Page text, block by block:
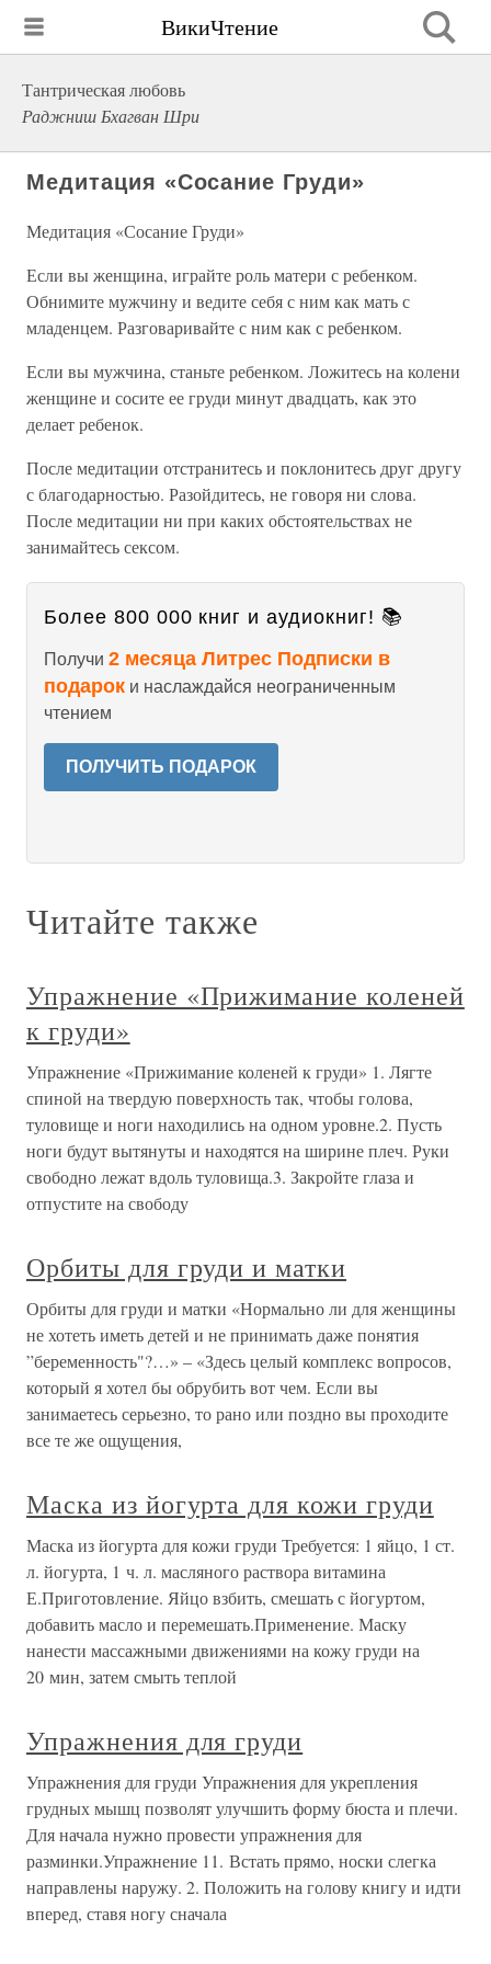
ВикиЧтение
Тантрическая любовь
Раджниш Бхагван Шри
Медитация «Сосание Груди»
Медитация «Сосание Груди»
Если вы женщина, играйте роль матери с ребенком.
Обнимите мужчину и ведите себя с ним как мать с
младенцем. Разговаривайте с ним как с ребенком.
Если вы мужчина, станьте ребенком. Ложитесь на колени
женщине и сосите ее груди минут двадцать, как это
делает ребенок.
После медитации отстранитесь и поклонитесь друг другу
с благодарностью. Разойдитесь, не говоря ни слова.
После медитации ни при каких обстоятельствах не
занимайтесь сексом.
Более 800 000 книг и аудиокниг! 📚
Получи 2 месяца Литрес Подписки в
подарок и наслаждайся неограниченным
чтением
ПОЛУЧИТЬ ПОДАРОК
Читайте также
Упражнение «Прижимание коленей
к груди»
Упражнение «Прижимание коленей к груди» 1. Лягте
спиной на твердую поверхность так, чтобы голова,
туловище и ноги находились на одном уровне.2. Пусть
ноги будут вытянуты и находятся на ширине плеч. Руки
свободно лежат вдоль туловища.3. Закройте глаза и
отпустите на свободу
Орбиты для груди и матки
Орбиты для груди и матки «Нормально ли для женщины
не хотеть иметь детей и не принимать даже понятия
”беременность"?…» – «Здесь целый комплекс вопросов,
который я хотел бы обрубить вот чем. Если вы
занимаетесь серьезно, то рано или поздно вы проходите
все те же ощущения,
Маска из йогурта для кожи груди
Маска из йогурта для кожи груди Требуется: 1 яйцо, 1 ст.
л. йогурта, 1 ч. л. масляного раствора витамина
Е.Приготовление. Яйцо взбить, смешать с йогуртом,
добавить масло и перемешать.Применение. Маску
нанести массажными движениями на кожу груди на
20 мин, затем смыть теплой
Упражнения для груди
Упражнения для груди Упражнения для укрепления
грудных мышц позволят улучшить форму бюста и плечи.
Для начала нужно провести упражнения для
разминки.Упражнение 11. Встать прямо, носки слегка
направлены наружу. 2. Положить на голову книгу и идти
вперед, ставя ногу сначала